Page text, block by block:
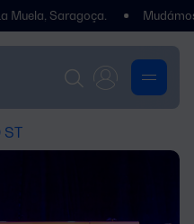
Mudámos de
ST